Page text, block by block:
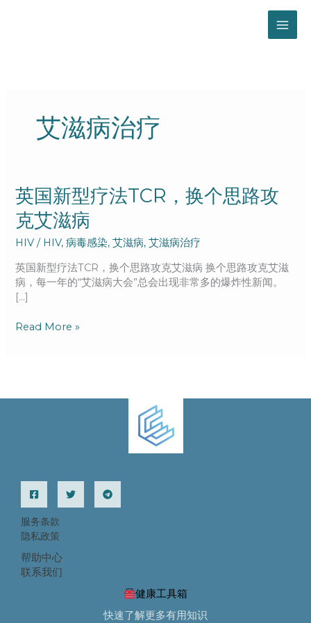
艾滋病治疗
英国新型疗法TCR，换个思路攻
克艾滋病
HIV / HIV,病毒感染,艾滋病,艾滋病治疗
英国新型疗法TCR，换个思路攻克艾滋病 换个思路攻克艾滋
病，每一年的“艾滋病大会”总会出现非常多的爆炸性新闻。
[…]
英
国
新
型
疗
法
TCR，
换
个
思
Read More »
服务条款
隐私政策
帮助中心
联系我们
健康工具箱
快速了解更多有用知识